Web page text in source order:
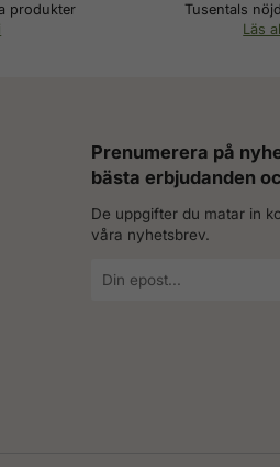
produkter
Tusentals
Läs
Prenumerera på
bästa erbjudanden
De uppgifter du matar in
våra nyhetsbrev.
postadress